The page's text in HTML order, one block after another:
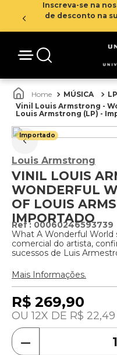
Inscreva-se na
de desconto na
MÚSICA
Vinil Louis Armstrong -
Louis Armstrong (LP) -
Importado
Louis Armstrong
VINIL LOUIS
WONDERFUL
OF LOUIS
IMPORTADO
: 00060246593739
What A Wonderful World
comercial do artista,
sucessos de Luis
Mais Informações.
R$ 269,90
12 R$ 22,49
－